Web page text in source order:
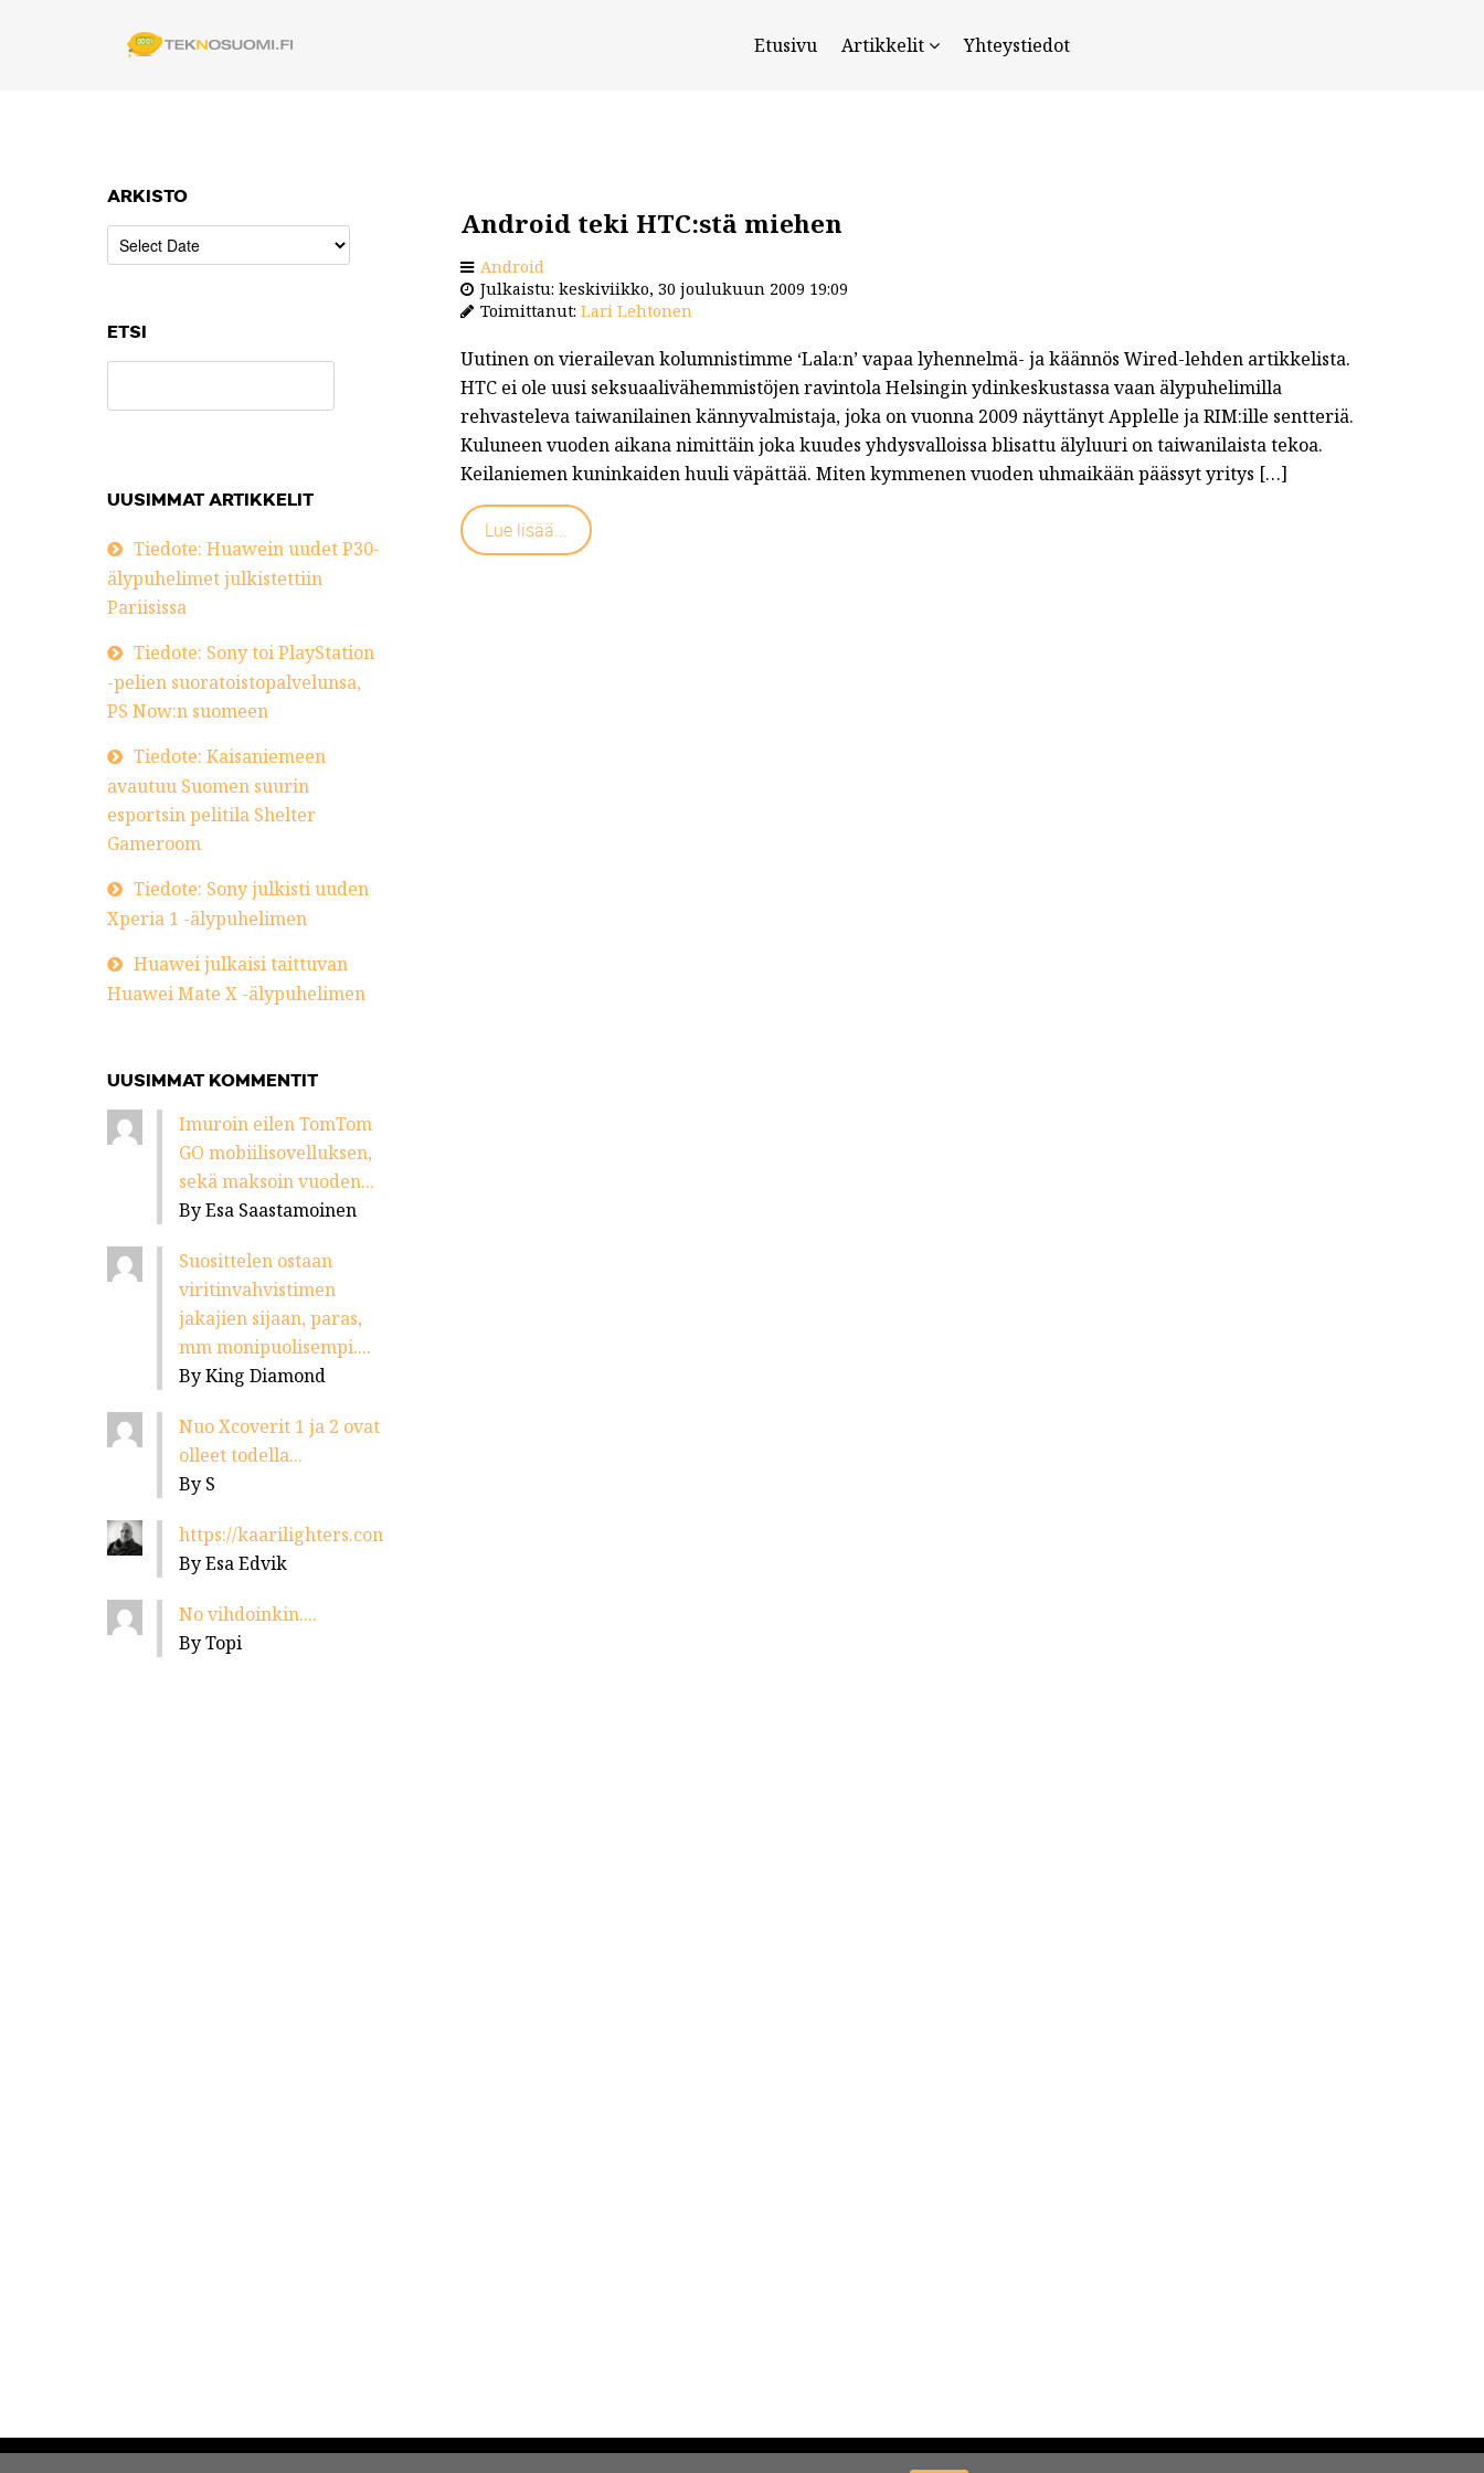
Etusivu Artikkelit Yhteystiedot
Android teki HTC:stä miehen
Android
Julkaistu: keskiviikko, 30 joulukuun 2009 19:09
Toimittanut: Lari Lehtonen
Uutinen on vierailevan kolumnistimme ‘Lala:n’ vapaa lyhennelmä- ja käännös Wired-lehden artikkelista.
HTC ei ole uusi seksuaalivähemmistöjen ravintola Helsingin ydinkeskustassa vaan älypuhelimilla
rehvasteleva taiwanilainen kännyvalmistaja, joka on vuonna 2009 näyttänyt Applelle ja RIM:ille sentteriä.
Kuluneen vuoden aikana nimittäin joka kuudes yhdysvalloissa blisattu älyluuri on taiwanilaista tekoa.
Keilaniemen kuninkaiden huuli väpättää. Miten kymmenen vuoden uhmaikään päässyt yritys […]
Lue lisää...
ARKISTO
ETSI
UUSIMMAT ARTIKKELIT
Tiedote: Huawein uudet P30-
älypuhelimet julkistettiin
Pariisissa
Tiedote: Sony toi PlayStation
-pelien suoratoistopalvelunsa,
PS Now:n suomeen
Tiedote: Kaisaniemeen
avautuu Suomen suurin
esportsin pelitila Shelter
Gameroom
Tiedote: Sony julkisti uuden
Xperia 1 -älypuhelimen
Huawei julkaisi taittuvan
Huawei Mate X -älypuhelimen
UUSIMMAT KOMMENTIT
Imuroin eilen TomTom
GO mobiilisovelluksen,
sekä maksoin vuoden...
By Esa Saastamoinen
Suosittelen ostaan
viritinvahvistimen
jakajien sijaan, paras,
mm monipuolisempi....
By King Diamond
Nuo Xcoverit 1 ja 2 ovat
olleet todella...
By S
https://kaarilighters.com/jalleenmyyjat/...
By Esa Edvik
No vihdoinkin....
By Topi